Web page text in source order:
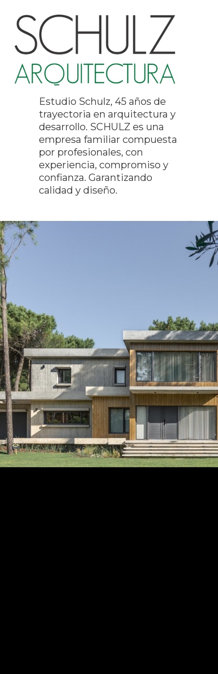
Estudio Schulz, 45 años de
trayectoria en arquitectura y
desarrollo. SCHULZ es una
empresa familiar compuesta
por profesionales, con
experiencia, compromiso y
confianza. Garantizando
calidad y diseño.